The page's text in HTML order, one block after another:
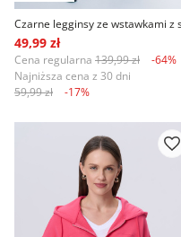
49,99 zł
Cena regularna 139,99 zł
-64%
Najniższa cena z 30 dni
59,99 zł
-17%